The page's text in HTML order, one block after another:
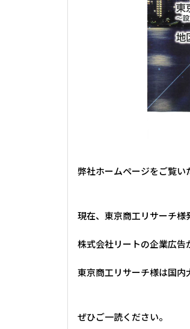
弊社ホームページをご覧い
現在、東京商工リサーチ様
株式会社リートの企業広告
東京商工リサーチ様は国内
ぜひご一読ください。